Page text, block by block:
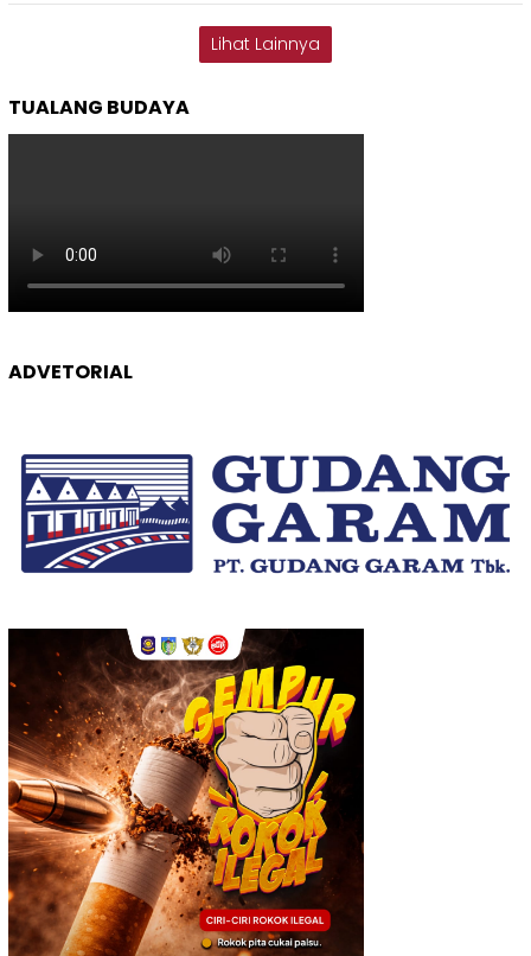
Lihat Lainnya
TUALANG BUDAYA
ADVETORIAL